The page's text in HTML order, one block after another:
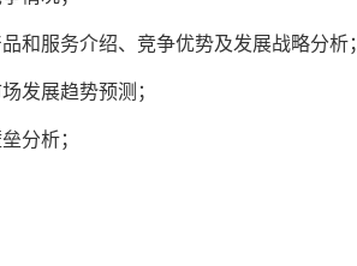
和服务介绍、竞争优势及发展战略分析；
发展趋势预测；
分析；